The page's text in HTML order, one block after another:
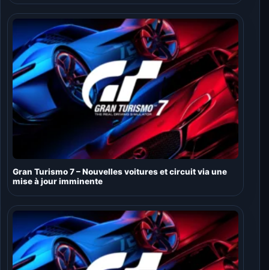
Gran Turismo 7 – Nouvelles voitures et circuit via une
mise à jour imminente